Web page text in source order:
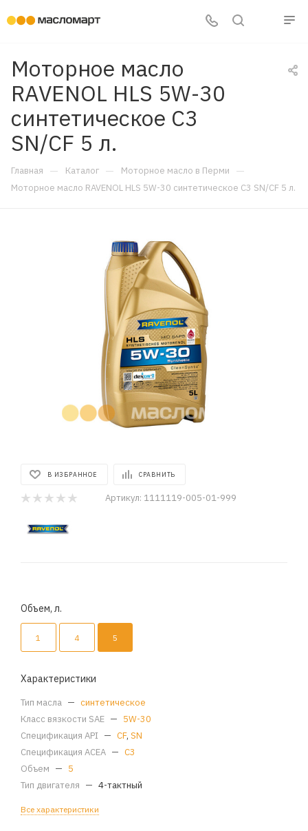
Моторное масло
RAVENOL HLS 5W-30
синтетическое C3
SN/CF 5 л.
Главная — Каталог — Моторное масло в Перми —
Моторное масло RAVENOL HLS 5W-30 синтетическое C3 SN/CF 5 л.
В ИЗБРАННОЕ СРАВНИТЬ
Артикул: 1111119-005-01-999
Объем, л.
1 4 5
Характеристики
Тип масла — синтетическое
Класс вязкости SAE — 5W-30
Спецификация API — CF, SN
Спецификация ACEA — C3
Объем — 5
Тип двигателя — 4-тактный
Все характеристики